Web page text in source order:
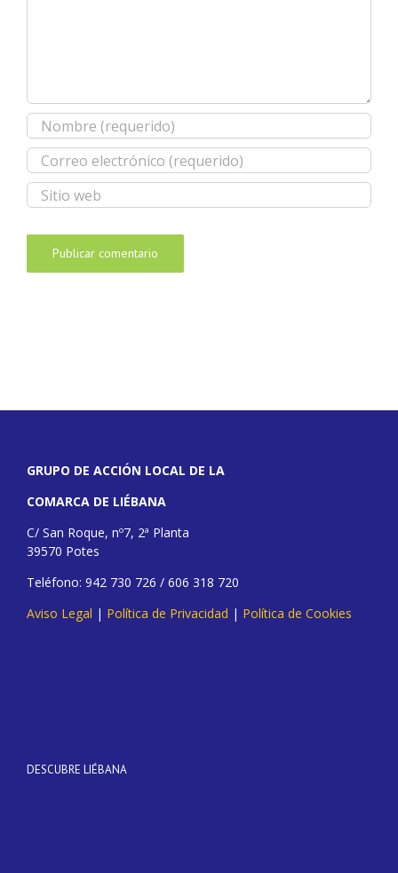
GRUPO DE ACCIÓN LOCAL DE LA
COMARCA DE LIÉBANA
C/ San Roque, nº7, 2ª Planta
39570 Potes
Teléfono: 942 730 726 / 606 318 720
Aviso Legal | Política de Privacidad | Política de Cookies
DESCUBRE LIÉBANA